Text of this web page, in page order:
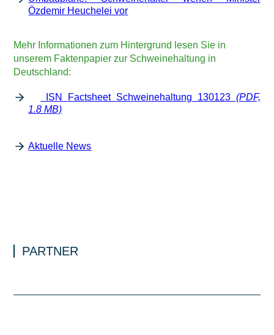
Özdemir Heuchelei vor
Mehr Informationen zum Hintergrund lesen Sie in
unserem Faktenpapier zur Schweinehaltung in
Deutschland:
ISN Factsheet Schweinehaltung 130123 (PDF,
1.8 MB)
Aktuelle News
PARTNER